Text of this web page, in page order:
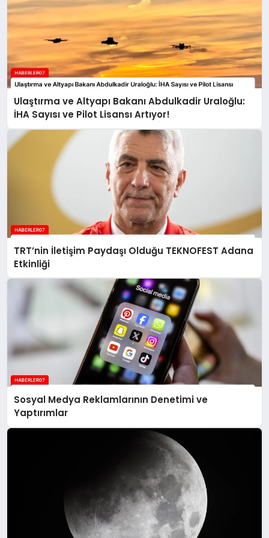
Ulaştırma ve Altyapı Bakanı Abdulkadir Uraloğlu:
İHA Sayısı ve Pilot Lisansı Artıyor!
TRT’nin İletişim Paydaşı Olduğu TEKNOFEST Adana
Etkinliği
Sosyal Medya Reklamlarının Denetimi ve
Yaptırımlar